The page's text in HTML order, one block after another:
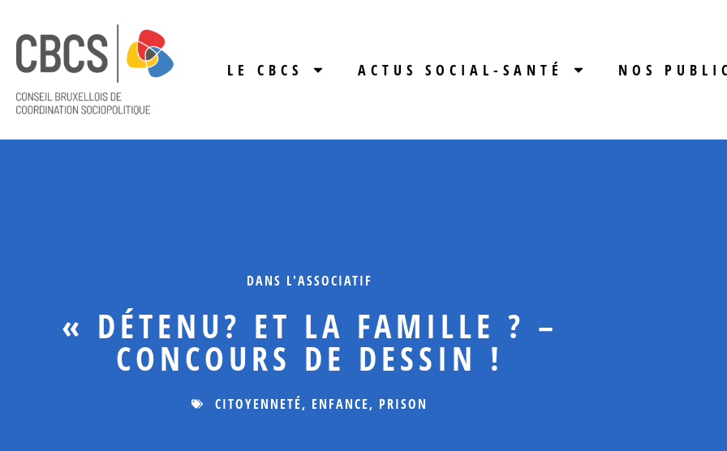
LE CBCS ACTUS SOCIAL-SANTÉ NOS
DANS L'ASSOCIATIF
« DÉTENU? ET LA FAMILLE ? –
CONCOURS DE DESSIN !
CITOYENNETÉ, ENFANCE, PRISON